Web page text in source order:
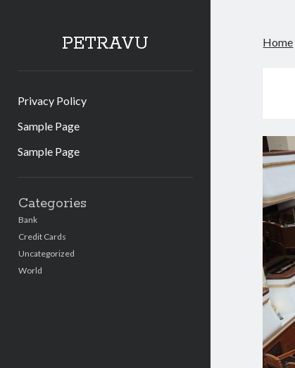
PETRAVU
Privacy Policy
Sample Page
Sample Page
Categories
Bank
Credit Cards
Uncategorized
World
Home